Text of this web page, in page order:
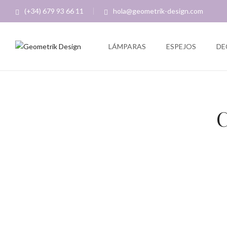
(+34) 679 93 66 11 hola@geometrik-design.com
LÁMPARAS ESPEJOS